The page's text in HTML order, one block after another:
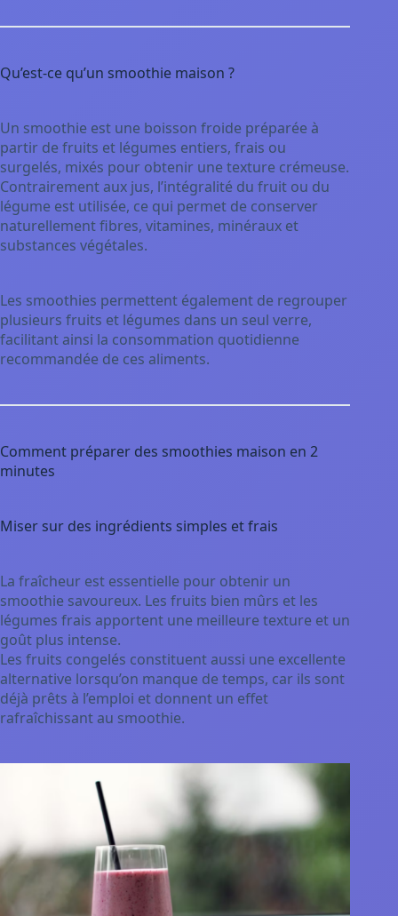
Qu’est-ce qu’un smoothie maison ?
Un smoothie est une boisson froide préparée à
partir de fruits et légumes entiers, frais ou
surgelés, mixés pour obtenir une texture crémeuse.
Contrairement aux jus, l’intégralité du fruit ou du
légume est utilisée, ce qui permet de conserver
naturellement fibres, vitamines, minéraux et
substances végétales.
Les smoothies permettent également de regrouper
plusieurs fruits et légumes dans un seul verre,
facilitant ainsi la consommation quotidienne
recommandée de ces aliments.
Comment préparer des smoothies maison en 2
minutes
Miser sur des ingrédients simples et frais
La fraîcheur est essentielle pour obtenir un
smoothie savoureux. Les fruits bien mûrs et les
légumes frais apportent une meilleure texture et un
goût plus intense.
Les fruits congelés constituent aussi une excellente
alternative lorsqu’on manque de temps, car ils sont
déjà prêts à l’emploi et donnent un effet
rafraîchissant au smoothie.